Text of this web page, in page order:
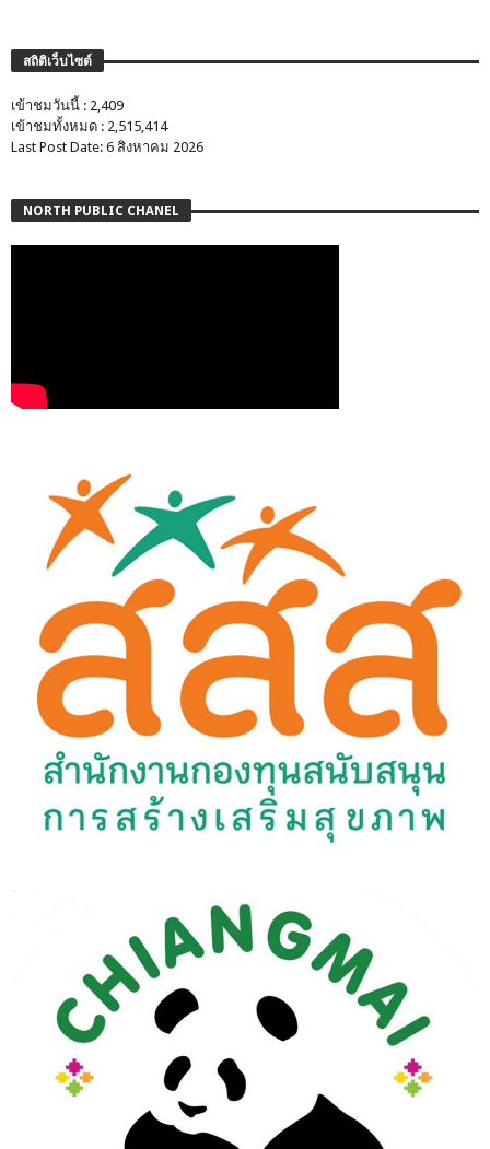
สถิติเว็บไซต์
เข้าชมวันนี้ : 2,409
เข้าชมทั้งหมด : 2,515,414
Last Post Date: 6 สิงหาคม 2026
NORTH PUBLIC CHANEL